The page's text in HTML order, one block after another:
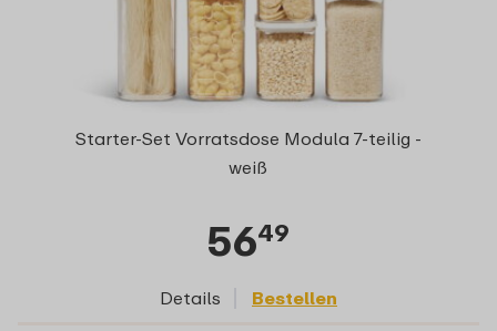
Starter-Set Vorratsdose Modula 7-teilig -
weiß
5649
Details Bestellen